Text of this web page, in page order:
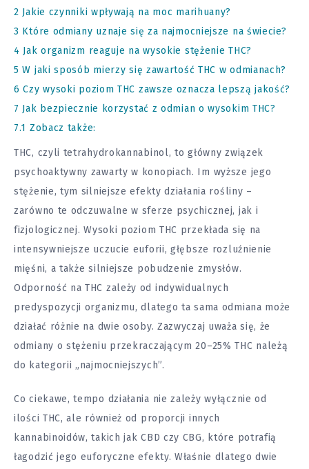
2 Jakie czynniki wpływają na moc marihuany?
3 Które odmiany uznaje się za najmocniejsze na świecie?
4 Jak organizm reaguje na wysokie stężenie THC?
5 W jaki sposób mierzy się zawartość THC w odmianach?
6 Czy wysoki poziom THC zawsze oznacza lepszą jakość?
7 Jak bezpiecznie korzystać z odmian o wysokim THC?
7.1 Zobacz także:
THC, czyli tetrahydrokannabinol, to główny związek
psychoaktywny zawarty w konopiach. Im wyższe jego
stężenie, tym silniejsze efekty działania rośliny –
zarówno te odczuwalne w sferze psychicznej, jak i
fizjologicznej. Wysoki poziom THC przekłada się na
intensywniejsze uczucie euforii, głębsze rozluźnienie
mięśni, a także silniejsze pobudzenie zmysłów.
Odporność na THC zależy od indywidualnych
predyspozycji organizmu, dlatego ta sama odmiana może
działać różnie na dwie osoby. Zazwyczaj uważa się, że
odmiany o stężeniu przekraczającym 20–25% THC należą
do kategorii „najmocniejszych”.
Co ciekawe, tempo działania nie zależy wyłącznie od
ilości THC, ale również od proporcji innych
kannabinoidów, takich jak CBD czy CBG, które potrafią
łagodzić jego euforyczne efekty. Właśnie dlatego dwie